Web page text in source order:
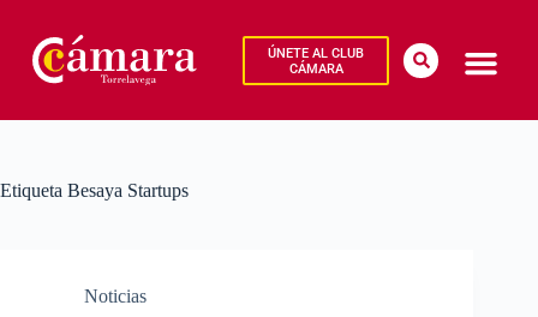
ÚNETE AL CLUB
CÁMARA
Etiqueta Besaya Startups
Noticias